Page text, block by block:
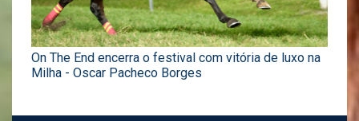
On The End encerra o festival com vitória de luxo na
Milha - Oscar Pacheco Borges